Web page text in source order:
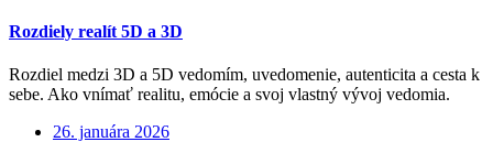
Rozdiely realít 5D a 3D
Rozdiel medzi 3D a 5D vedomím, uvedomenie, autenticita a cesta k
sebe. Ako vnímať realitu, emócie a svoj vlastný vývoj vedomia.
26. januára 2026